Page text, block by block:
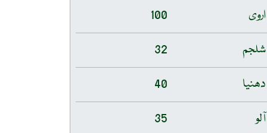
اروی
100
شلجم
32
دھنیا
40
آلو
35